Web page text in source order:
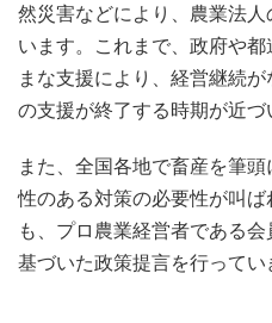
然災害などにより、農業法
います。これまで、政府や
まな支援により、経営継続
の支援が終了する時期が近づ
また、全国各地で畜産を筆
性のある対策の必要性が叫
も、プロ農業経営者である
基づいた政策提言を行ってい